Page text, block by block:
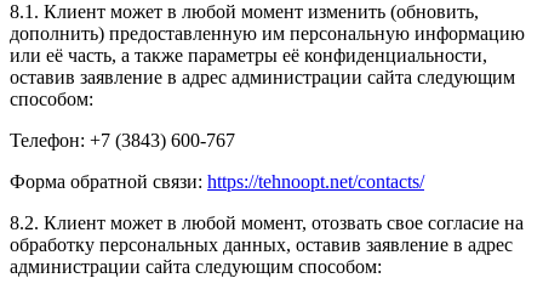
8.1. Клиент может в любой момент изменить (обновить,
дополнить) предоставленную им персональную информацию
или её часть, а также параметры её конфиденциальности,
оставив заявление в адрес администрации сайта следующим
способом:
Телефон: +7 (3843) 600-767
Форма обратной связи: https://tehnoopt.net/contacts/
8.2. Клиент может в любой момент, отозвать свое согласие на
обработку персональных данных, оставив заявление в адрес
администрации сайта следующим способом: